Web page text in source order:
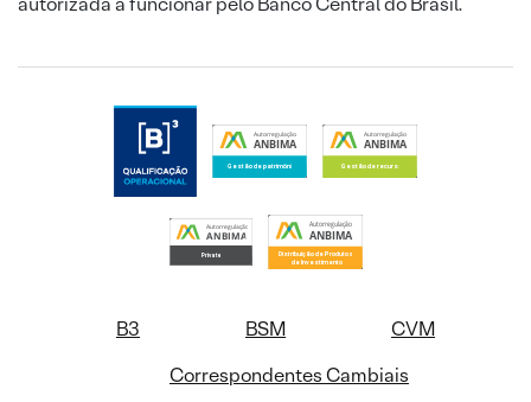
B3 BSM
CVM
Correspondentes Cambiais